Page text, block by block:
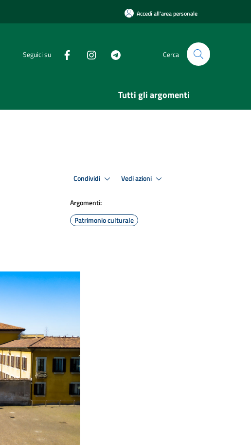
Accedi all'area personale
Seguici su Cerca
Tutti gli argomenti
Condividi Vedi azioni
Argomenti:
Patrimonio culturale